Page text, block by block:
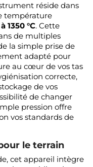
réside dans
température
1350 °C. Cette
de multiples
la simple prise de
adapté pour
au cœur de vos tas
correcte,
de vos
de changer
pression offre
vos standards de
le terrain
cet appareil intègre